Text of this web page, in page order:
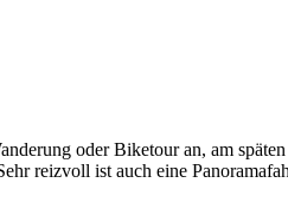
oder Biketour an, am
reizvoll ist auch eine